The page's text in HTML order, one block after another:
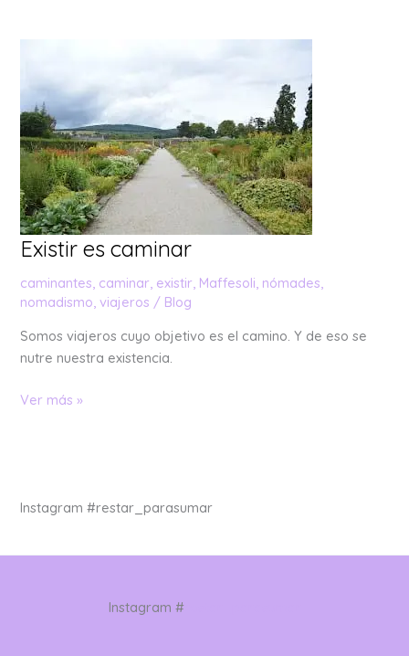
Existir es caminar
caminantes, caminar, existir, Maffesoli, nómades,
nomadismo,viajeros / Blog
Somos viajeros cuyo objetivo es el camino. Y de eso se
nutre nuestra existencia.
Ver más »
Instagram #restar_parasumar
Instagram #